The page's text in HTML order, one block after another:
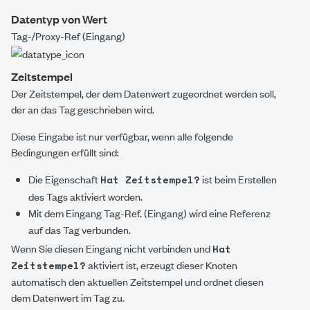
Datentyp von Wert
Tag-/Proxy-Ref (Eingang)
Zeitstempel
Der Zeitstempel, der dem Datenwert zugeordnet werden soll,
der an das Tag geschrieben wird.
Diese Eingabe ist nur verfügbar, wenn alle folgende
Bedingungen erfüllt sind:
Die EigenschaftHat Zeitstempel?ist beim Erstellen
des Tags aktiviert worden.
Mit dem EingangTag-Ref. (Eingang)wird eine Referenz
auf das Tag verbunden.
Wenn Sie diesen Eingang nicht verbinden undHat
Zeitstempel?aktiviert ist, erzeugt dieser Knoten
automatisch den aktuellen Zeitstempel und ordnet diesen
dem Datenwert im Tag zu.